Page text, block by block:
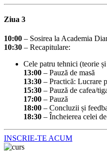
Ziua 3
10:00 – Sosirea la Academia
10:30 – Recapitulare:
Cele patru tehnici (teorie
13:00 – Pauză de masă
13:30 – Practică: Lucrare
15:30 – Pauză de cafea/
17:00 – Pauză
18:00 – Concluzii și
18:30 – Încheierea celei
INSCRIE-TE ACUM